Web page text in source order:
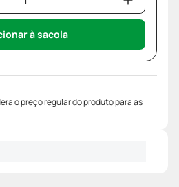
à sacola
o preço regular do produto para as